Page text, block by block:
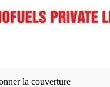
la couverture